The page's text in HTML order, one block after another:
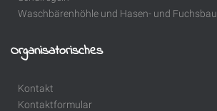
Waschbärenhöhle und Hasen- und Fuchsbau
Organisatorisches
Kontakt
Kontaktformular